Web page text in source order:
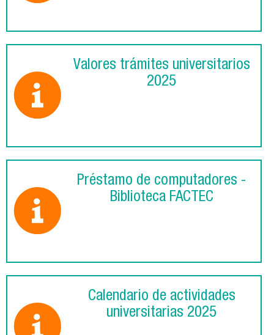
Valores trámites universitarios
2025
Préstamo de computadores -
Biblioteca FACTEC
Calendario de actividades
universitarias 2025